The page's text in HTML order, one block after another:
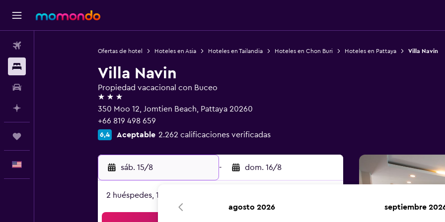
Ofertas de hotel Hoteles en Asia Hoteles en Tailandia Hoteles en Chon Buri Hoteles en Pattaya Villa Navin
Villa Navin
Propiedad vacacional con Buceo
3 estrellas
350 Moo 12, Jomtien Beach, Pattaya 20260
+66 819 498 659
6,4 Aceptable 2.262 calificaciones verificadas
sáb. 15/8 - dom. 16/8
2 huéspedes, 1 habitación
agosto 2026 septiembre